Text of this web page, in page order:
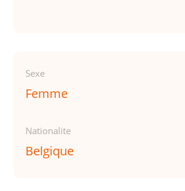
Sexe
Femme
Nationalite
Belgique